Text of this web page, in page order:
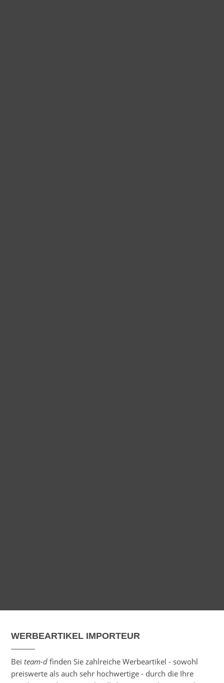
WERBEARTIKEL IMPORTEUR
Bei team-d finden Sie zahlreiche Werbeartikel - sowohl
preiswerte als auch sehr hochwertige - durch die Ihre